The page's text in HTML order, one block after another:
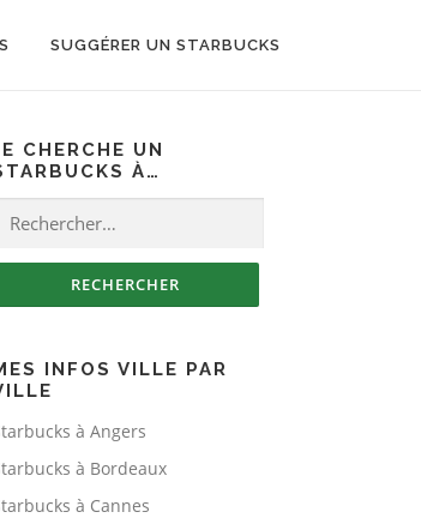
SUGGÉRER UN STARBUCKS
CHERCHE UN
À…
Rechercher :
INFOS VILLE PAR
à Angers
à Bordeaux
à Cannes